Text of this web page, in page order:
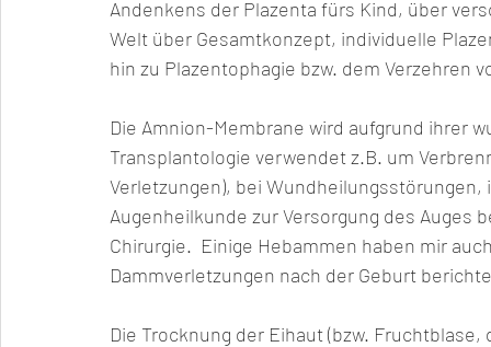
Andenkens der Plazenta fürs Kind, über
Welt über Gesamtkonzept, individuelle
hin zu Plazentophagie bzw. dem
Die Amnion-Membrane wird aufgrund ihrer
Transplantologie verwendet z.B. um
Verletzungen), bei
Augenheilkunde zur Versorgung des Auges
Chirurgie.  Einige Hebammen haben mir
Dammverletzungen nach der Geburt
Die Trocknung der Eihaut (bzw.